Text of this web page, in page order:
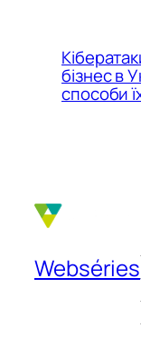
бізнес в
способи
Webséries